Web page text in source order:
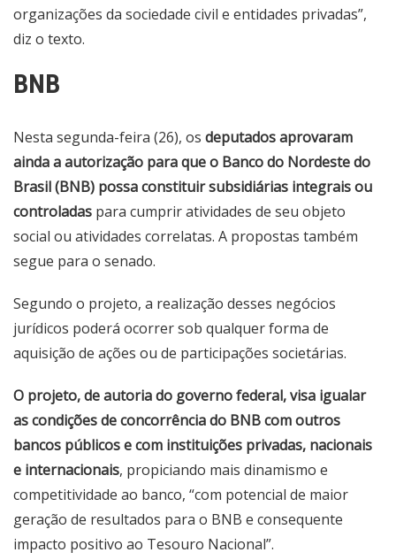
organizações da sociedade civil e entidades privadas”,
diz o texto.
BNB
Nesta segunda-feira (26), os deputados aprovaram
ainda a autorização para que o Banco do Nordeste do
Brasil (BNB) possa constituir subsidiárias integrais ou
controladas para cumprir atividades de seu objeto
social ou atividades correlatas. A propostas também
segue para o senado.
Segundo o projeto, a realização desses negócios
jurídicos poderá ocorrer sob qualquer forma de
aquisição de ações ou de participações societárias.
O projeto, de autoria do governo federal, visa igualar
as condições de concorrência do BNB com outros
bancos públicos e com instituições privadas, nacionais
e internacionais, propiciando mais dinamismo e
competitividade ao banco, “com potencial de maior
geração de resultados para o BNB e consequente
impacto positivo ao Tesouro Nacional”.